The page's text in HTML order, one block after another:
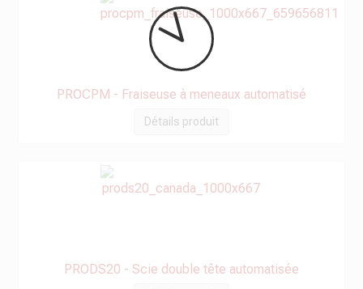
PROCPM - Fraiseuse à meneaux automatisé
Détails produit
PRODS20 - Scie double tête automatisée